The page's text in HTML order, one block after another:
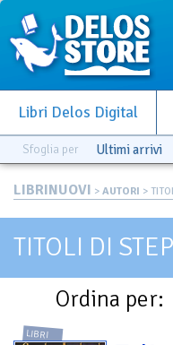
Libri Delos Digital
Sfoglia per Ultimi arrivi
LIBRINUOVI > AUTORI >
TITOLI DI
Ordina per:
LIBRI